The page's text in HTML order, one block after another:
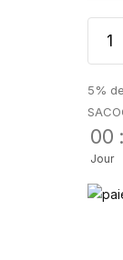
5%
00
Jour
: